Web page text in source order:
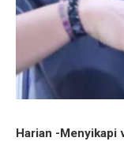
Harian -Menyikapi